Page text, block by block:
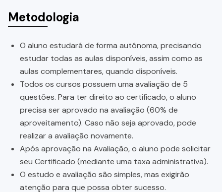
Metodologia
O aluno estudará de forma autônoma, precisando
estudar todas as aulas disponíveis, assim como as
aulas complementares, quando disponíveis.
Todos os cursos possuem uma avaliação de 5
questões. Para ter direito ao certificado, o aluno
precisa ser aprovado na avaliação (60% de
aproveitamento). Caso não seja aprovado, pode
realizar a avaliação novamente.
Após aprovação na Avaliação, o aluno pode solicitar
seu Certificado (mediante uma taxa administrativa).
O estudo e avaliação são simples, mas exigirão
atenção para que possa obter sucesso.